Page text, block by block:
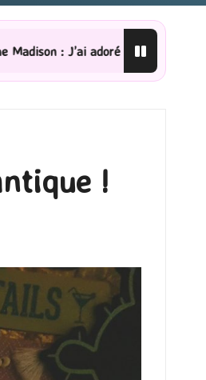
[Lecture] La femme de
!